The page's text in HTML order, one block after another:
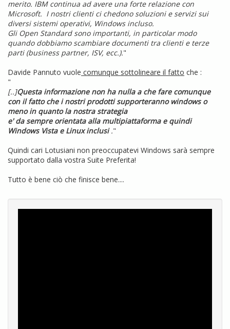
merito. IBM continua ad avere una forte relazione con
Microsoft. I nostri clienti ci chedono soluzioni e servizi sui
diversi sistemi operativi, Windows incluso.
Gli Open Standard sono importanti, in particolar modo
quando dobbiamo scambiare documenti tra clienti e terze
parti (business partner, ISV, ecc.)."
Davide Pannuto vuole comunque sottolineare il fatto che :
"
[..]Questa informazione non ha nulla a che fare comunque
con il fatto che i nostri prodotti supporteranno windows o
meno in quanto la nostra strategia
e' da sempre orientata alla multipiattaforma e quindi
Windows Vista e Linux inclusi."
Quindi cari Lotusiani non preoccupatevi Windows sarà sempre
supportato dalla vostra Suite Preferita!
Tutto è bene ciò che finisce bene....